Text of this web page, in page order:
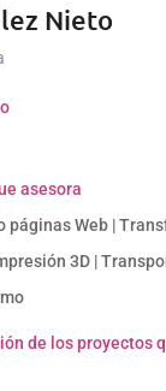
Nieto
asesora
páginas Web |
3D |
de los proyectos